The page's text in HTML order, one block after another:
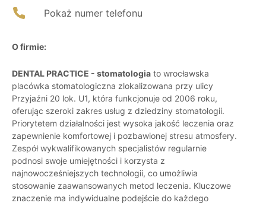
Pokaż numer telefonu
O firmie:
DENTAL PRACTICE - stomatologia to wrocławska
placówka stomatologiczna zlokalizowana przy ulicy
Przyjaźni 20 lok. U1, która funkcjonuje od 2006 roku,
oferując szeroki zakres usług z dziedziny stomatologii.
Priorytetem działalności jest wysoka jakość leczenia oraz
zapewnienie komfortowej i pozbawionej stresu atmosfery.
Zespół wykwalifikowanych specjalistów regularnie
podnosi swoje umiejętności i korzysta z
najnowocześniejszych technologii, co umożliwia
stosowanie zaawansowanych metod leczenia. Kluczowe
znaczenie ma indywidualne podejście do każdego